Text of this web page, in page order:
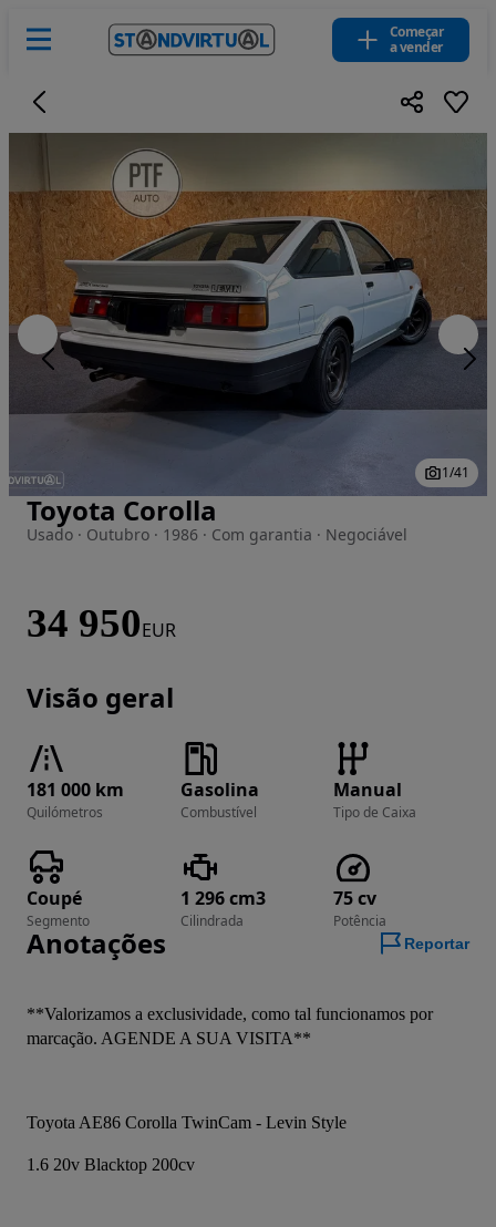
Começar
a vender
Imagem 1 de 41
1/41
Toyota Corolla
Usado · Outubro · 1986 · Com garantia · Negociável
34 950EUR
Visão geral
181 000 km
Quilómetros
Gasolina
Combustível
Manual
Tipo de Caixa
Coupé
Segmento
1 296 cm3
Cilindrada
75 cv
Potência
Anotações Reportar
**Valorizamos a exclusividade, como tal funcionamos por
marcação. AGENDE A SUA VISITA**
Toyota AE86 Corolla TwinCam - Levin Style
1.6 20v Blacktop 200cv